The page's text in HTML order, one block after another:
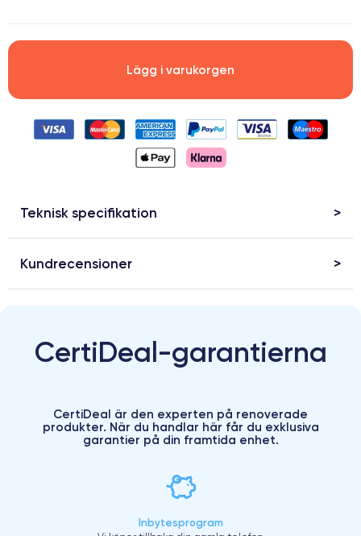
Lägg i varukorgen
Teknisk specifikation
Kundrecensioner
CertiDeal-garantierna
CertiDeal är den experten på renoverade
produkter. När du handlar här får du exklusiva
garantier på din framtida enhet.
Inbytesprogram